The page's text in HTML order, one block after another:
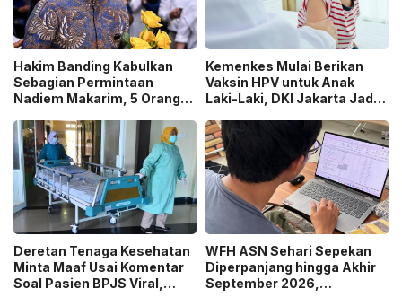
Hakim Banding Kabulkan
Sebagian Permintaan
Nadiem Makarim, 5 Orang
Kasus Chromebook!
Kemenkes Mulai Berikan
Vaksin HPV untuk Anak
Laki-Laki, DKI Jakarta Jadi
BIAS 2026
Deretan Tenaga Kesehatan
Minta Maaf Usai Komentar
Soal Pasien BPJS Viral,
WFH ASN Sehari Sepekan
Diperpanjang hingga Akhir
September 2026,